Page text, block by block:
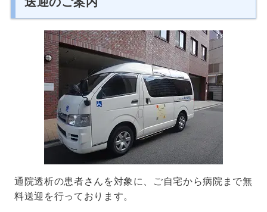
通院透析の患者さんを対象に、ご自宅から病院まで無
料送迎を行っております。